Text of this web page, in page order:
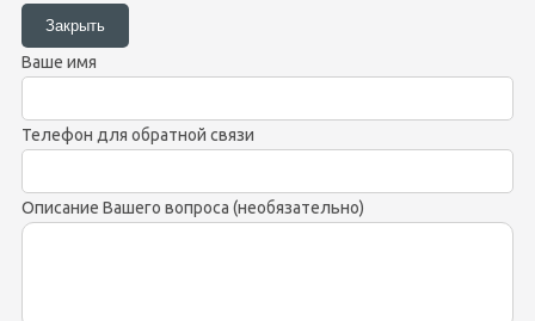
Ваше имя
Телефон для обратной связи
Описание Вашего вопроса (необязательно)